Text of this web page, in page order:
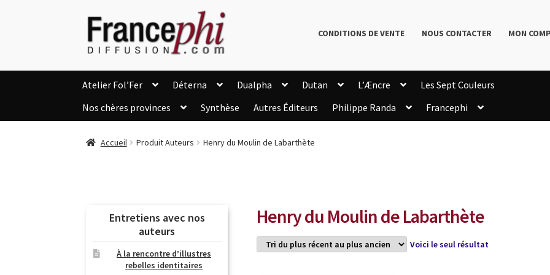
Aller
la
Aller
au
contenu
CONDITIONS DE VENTE NOUS CONTACTER MON
Atelier Fol’Fer Déterna Dualpha Dutan L’Æncre
Les Sept Couleurs
Nos chères provinces
Synthèse Autres Éditeurs Philippe Randa
Francephi
Accueil Produit Auteurs Henry du Moulin de Labarthète
Henry du Moulin de Labarthète
Voici le seul résultat
Entretiens avec nos
auteurs
À la rencontre d’illustres
rebelles identitaires